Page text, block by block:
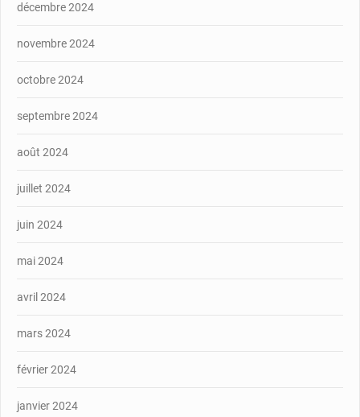
décembre 2024
novembre 2024
octobre 2024
septembre 2024
août 2024
juillet 2024
juin 2024
mai 2024
avril 2024
mars 2024
février 2024
janvier 2024